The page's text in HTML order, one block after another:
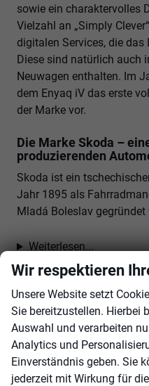
sowie ein charaktervolles
Vielzahl an „Simply
digitalen Services, die das
Diese sind natürlich auch
Neuwagen enthalten. Im
dem Enyaq iV das erste
der Marke vor.
Die Marke Skoda –
produzierenden
Skoda ist ein
Jahr 1895 als
Mladá Boleslav gegründet
Weiterlesen...
Wie
Gerne beantworten
Wir respektieren
Unsere Website setzt
Sie bereitzustellen. Hierbei
Auswahl und verarbeiten
Analytics und
Einverständnis geben. Sie
jederzeit mit Wirkung für